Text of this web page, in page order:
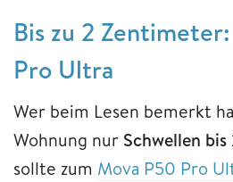
Bis zu 2
Pro Ultra
Wer beim Lesen bemerkt
Wohnung nur Schwellen bis
sollte zum Mova P50 Pro